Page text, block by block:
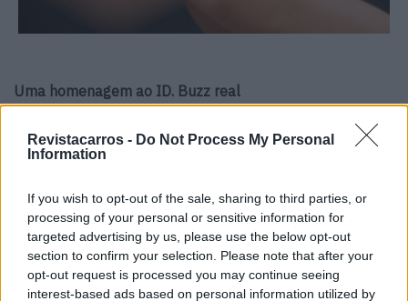
Revistacarros - Do Not Process My Personal
Information
If you wish to opt-out of the sale, sharing to third parties, or
processing of your personal or sensitive information for
targeted advertising by us, please use the below opt-out
section to confirm your selection. Please note that after your
opt-out request is processed you may continue seeing
interest-based ads based on personal information utilized by
Uma homenagem ao ID. Buzz real
Este projeto não é apenas uma demonstração de
habilidade técnica – é também uma homenagem ao ID.
em viagens pelo mundo. A Volkswagen está mesmo a
comparar a quilometragem em escala da miniatura com
a do veículo original, num desafio que entretém os
visitantes doMiniatur Wunderland.